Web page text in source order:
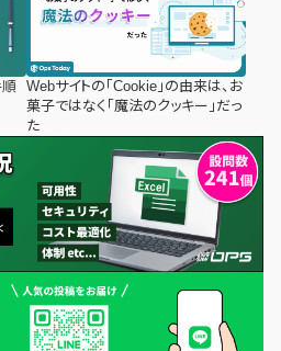
順 Webサイトの「Cookie」の由来は、お
菓子ではなく「魔法のクッキー」だっ
た